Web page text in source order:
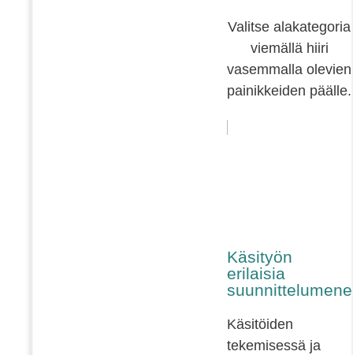
Valitse alakategoria
viemällä hiiri
vasemmalla olevien
painikkeiden päälle.
Käsityön
erilaisia
Käsitöiden
tekemisessä ja